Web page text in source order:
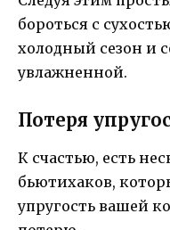
бороться с
холодный сезон и
увлажненной.
Потеря
К счастью, есть
бьютихаков,
упругость вашей